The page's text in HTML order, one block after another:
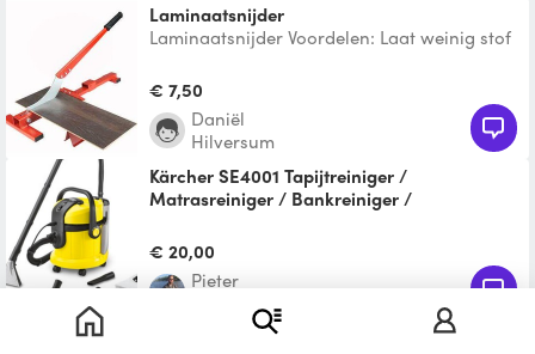
laminaatsnijder
Laminaatsnijder Voordelen: Laat weinig stof
is 9 mm Maxi
€ 7,50
Daniël
Hilversum
Kärcher SE4001 Tapijtreiniger /
Matrasreiniger / Bankreiniger /
Sproei-extractiereiniger / Carpet cleaner
Deze Kärcher SE4001 Sproei-
extractiereiniger/ Tapijtreiniger/
Alleszuiger/ Stofreiniger is geschikt
€ 20,00
Pieter
Amsterdam-Oost
Laminaatsnijder